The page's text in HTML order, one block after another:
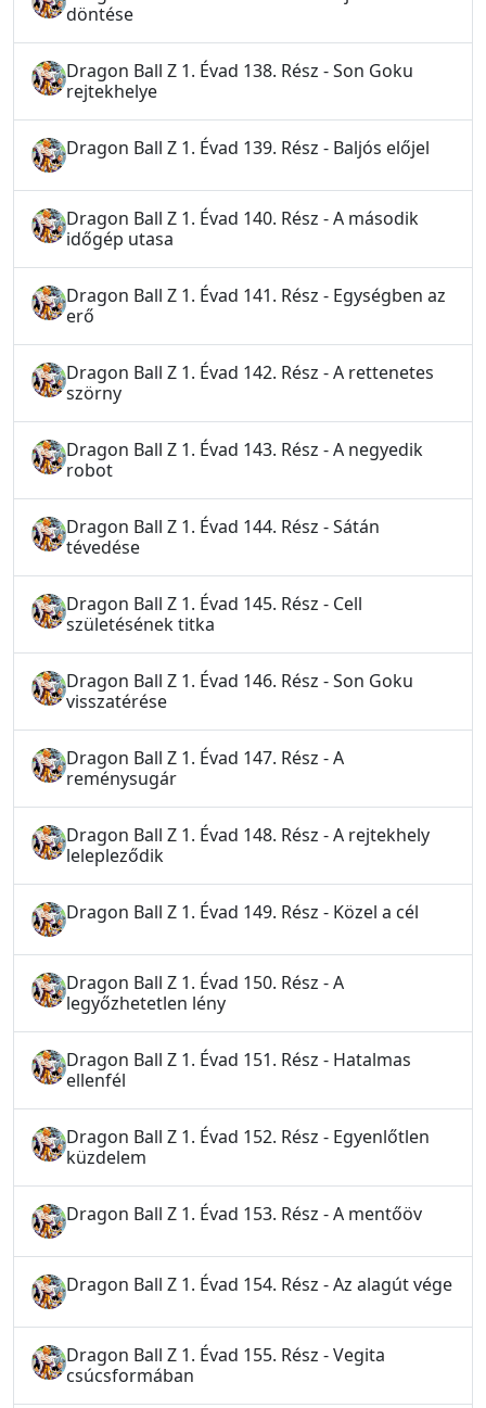
döntése
Dragon Ball Z 1. Évad 138. Rész - Son Goku
rejtekhelye
Dragon Ball Z 1. Évad 139. Rész - Baljós előjel
Dragon Ball Z 1. Évad 140. Rész - A második
időgép utasa
Dragon Ball Z 1. Évad 141. Rész - Egységben az
erő
Dragon Ball Z 1. Évad 142. Rész - A rettenetes
szörny
Dragon Ball Z 1. Évad 143. Rész - A negyedik
robot
Dragon Ball Z 1. Évad 144. Rész - Sátán
tévedése
Dragon Ball Z 1. Évad 145. Rész - Cell
születésének titka
Dragon Ball Z 1. Évad 146. Rész - Son Goku
visszatérése
Dragon Ball Z 1. Évad 147. Rész - A
reménysugár
Dragon Ball Z 1. Évad 148. Rész - A rejtekhely
lelepleződik
Dragon Ball Z 1. Évad 149. Rész - Közel a cél
Dragon Ball Z 1. Évad 150. Rész - A
legyőzhetetlen lény
Dragon Ball Z 1. Évad 151. Rész - Hatalmas
ellenfél
Dragon Ball Z 1. Évad 152. Rész - Egyenlőtlen
küzdelem
Dragon Ball Z 1. Évad 153. Rész - A mentőöv
Dragon Ball Z 1. Évad 154. Rész - Az alagút vége
Dragon Ball Z 1. Évad 155. Rész - Vegita
csúcsformában